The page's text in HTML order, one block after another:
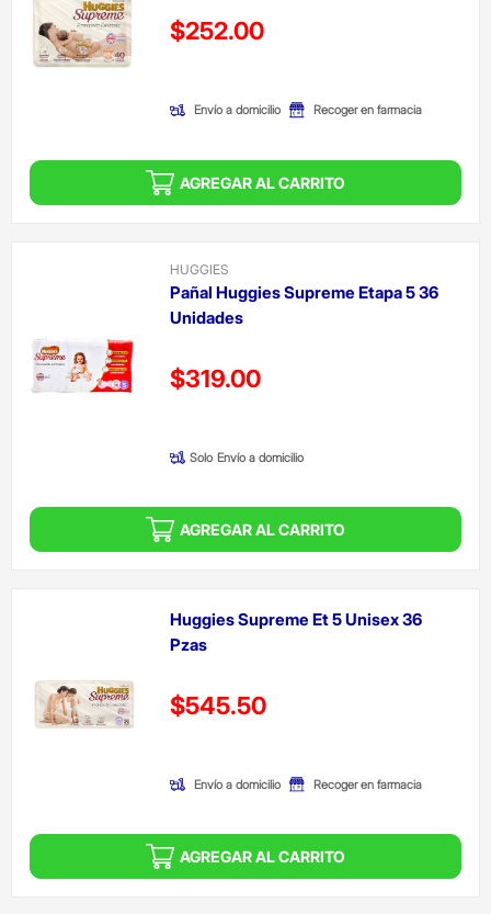
Precio reducido de
$252.00
Envío a domicilio Recoger en farmacia
AGREGAR AL CARRITO
HUGGIES
Pañal Huggies Supreme Etapa 5 36
Unidades
Precio reducido de
$319.00
Solo Envío a domicilio
AGREGAR AL CARRITO
Huggies Supreme Et 5 Unisex 36
Pzas
Precio reducido de
$545.50
Envío a domicilio Recoger en farmacia
AGREGAR AL CARRITO